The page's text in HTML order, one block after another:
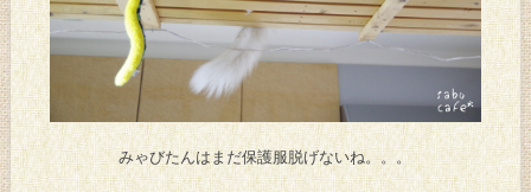
みゃびたんはまだ保護服脱げないね。。。